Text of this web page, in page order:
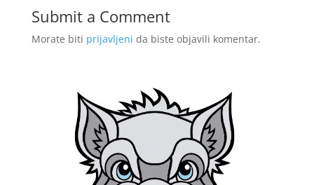
Submit a Comment
Morate biti prijavljeni da biste objavili komentar.